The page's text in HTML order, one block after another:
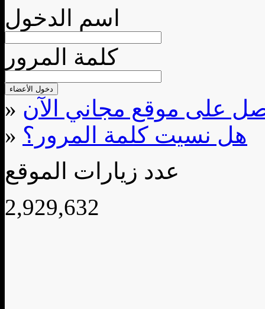
اسم الدخول
كلمة المرور
»
» هل نسيت كلمة المرور؟
عدد زيارات الموقع
2,929,632